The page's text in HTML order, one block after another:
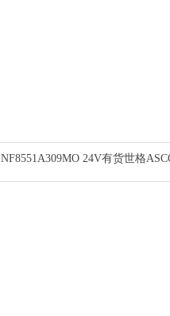
NF8551A309MO 24V有货世格